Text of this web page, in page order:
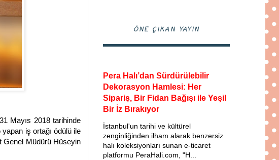
Mayıs 2018 tarihinde
iş ortağı ödülü ile
Genel Müdürü Hüseyin
ÖNE ÇIKAN YAYIN
Pera Halı’dan Sürdürülebilir
Dekorasyon Hamlesi: Her
Sipariş, Bir Fidan Bağışı ile Yeşil
Bir İz Bırakıyor
İstanbul'un tarihi ve kültürel
zenginliğinden ilham alarak benzersiz
halı koleksiyonları sunan e-ticaret
platformu PeraHali.com, "H...